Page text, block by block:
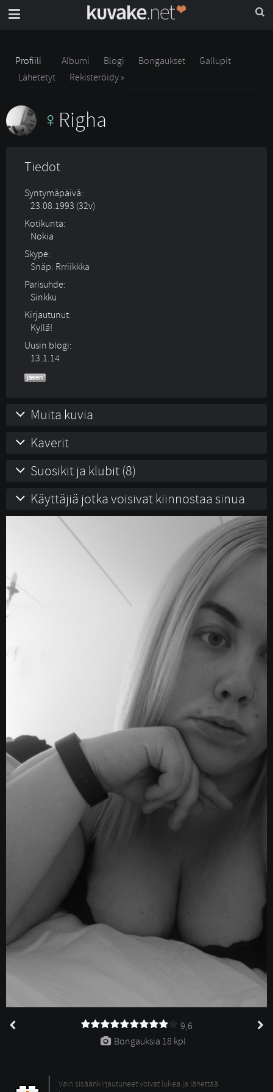
Profiili Albumi Blogi Bongaukset
Gallupit
Lähetetyt
Rekisteröidy »
Righa
Tiedot
Syntymäpäivä:
23.08.1993 (32v)
Kotikunta:
Nokia
Skype:
Snäp: Rrriikkka
Parisuhde:
Sinkku
Kirjautunut:
Kyllä!
Uusin blogi:
13.1.14
Muita kuvia
Kaverit
Suosikit ja klubit (8)
Käyttäjiä jotka voisivat kiinnostaa sinua
9,6
Bongauksia 18 kpl
Vain sisäänkirjautuneet voivat lukea ja lähettää